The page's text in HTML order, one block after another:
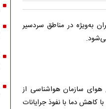
به‌ویژه در مناطق سردسیر
سازمان هواشناسی از
کاهش دما با نفوذ جرایانات